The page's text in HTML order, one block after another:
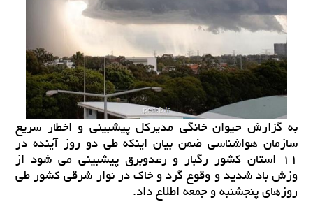
به گزارش حیوان خانگی مدیركل پیشبینی و اخطار سریع
سازمان هواشناسی ضمن بیان اینكه طی دو روز آینده در
۱۱ استان كشور رگبار و رعدوبرق پیشبینی می شود از
وزش باد شدید و وقوع گرد و خاك در نوار شرقی كشور طی
روزهای پنجشنبه و جمعه اطلاع داد.